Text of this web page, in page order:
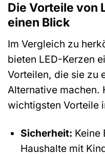
Die Vorteile von
einen Blick
Im Vergleich zu
bieten LED-Kerzen
Vorteilen, die sie zu
Alternative machen.
wichtigsten Vorteile
Sicherheit: Keine
Haushalte mit